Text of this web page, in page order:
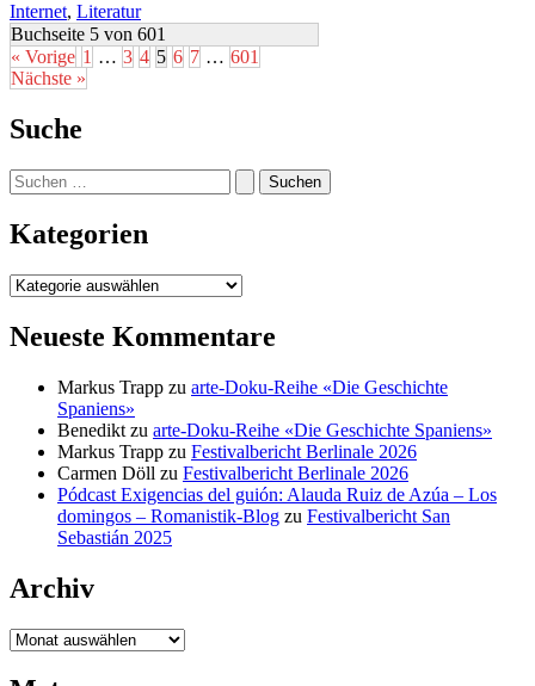
Internet, Literatur
Buchseite 5 von 601
« Vorige 1 … 3 4 5 6 7 … 601
Nächste »
Suche
Suchen
nach:
Kategorien
Kategorien
Neueste Kommentare
Markus Trapp zu arte-Doku-Reihe «Die Geschichte
Spaniens»
Benedikt zu arte-Doku-Reihe «Die Geschichte Spaniens»
Markus Trapp zu Festivalbericht Berlinale 2026
Carmen Döll zu Festivalbericht Berlinale 2026
Pódcast Exigencias del guión: Alauda Ruiz de Azúa – Los
domingos – Romanistik-Blog zu Festivalbericht San
Sebastián 2025
Archiv
Archiv